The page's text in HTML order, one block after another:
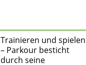
Trainieren und spielen
– Parkour besticht
durch seine